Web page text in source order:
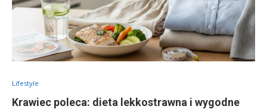
Lifestyle
Krawiec poleca: dieta lekkostrawna i wygodne